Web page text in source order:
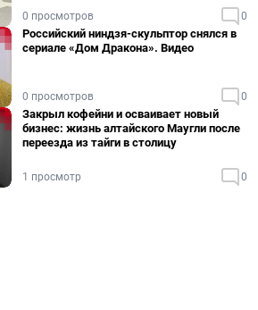
0 просмотров 0
Российский ниндзя-скульптор снялся в
сериале «Дом Дракона». Видео
0 просмотров 0
Закрыл кофейни и осваивает новый
бизнес: жизнь алтайского Маугли после
переезда из тайги в столицу
1 просмотр 0